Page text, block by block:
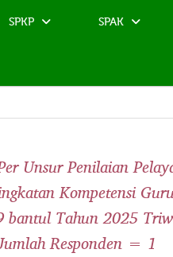
SPKP SPAK
Unsur Penilaian
Kompetensi
bantul Tahun 2025
Responden = 1